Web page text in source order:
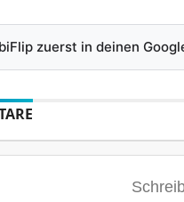
zuerst in deinen